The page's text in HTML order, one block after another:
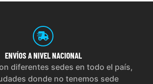
ENVÍOS A NIVEL NACIONAL
diferentes sedes en todo el país,
donde no tenemos sede